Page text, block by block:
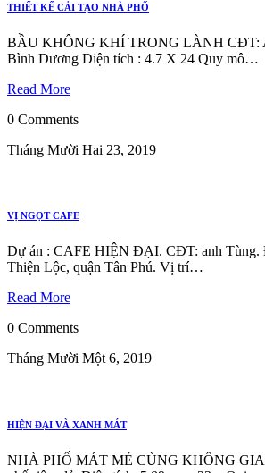
THIẾT KẾ CẢI TẠO NHÀ PHỐ
BẦU KHÔNG KHÍ TRONG LÀNH CĐT:
Bình Dương Diện tích : 4.7 X 24 Quy mô…
Read More
0 Comments
Tháng Mười Hai 23, 2019
VỊ NGỌT CAFE
Dự án : CAFE HIỆN ĐẠI. CĐT: anh Tùng.
Thiện Lộc, quận Tân Phú. Vị trí…
Read More
0 Comments
Tháng Mười Một 6, 2019
HIỆN ĐẠI VÀ XANH MÁT
NHÀ PHỐ MÁT MẺ CÙNG KHÔNG